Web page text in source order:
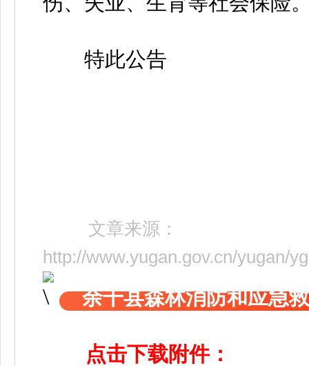
特此公告
文章来源：
http://www.yugan.gov.cn/yugan/
余干县森林消防和应急
点击下载附件：